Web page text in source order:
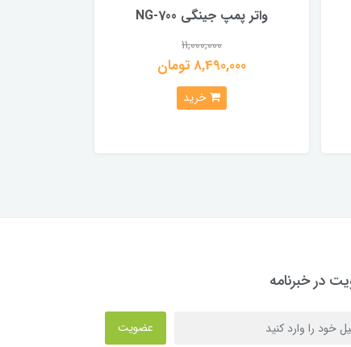
واتر پمپ جینگی NG-700
11,000,000
8,490,000 تومان
خرید
در خبرنامه
عضویت